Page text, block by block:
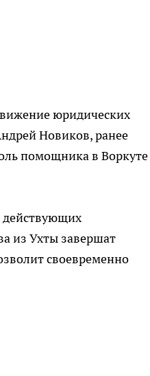
юридических
Новиков, ранее
помощника в Воркуте
действующих
из Ухты завершат
своевременно